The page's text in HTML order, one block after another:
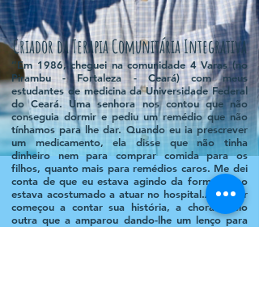
Criador da Terapia Comunitária Integrativa
”Em 1986, cheguei na comunidade 4 Varas (no
Pirambu - Fortaleza - Ceará) com meus
estudantes de medicina da Universidade Federal
do Ceará. Uma senhora nos contou que não
conseguia dormir e pediu um remédio que não
tínhamos para lhe dar. Quando eu ia prescrever
um medicamento, ela disse que não tinha
dinheiro nem para comprar comida para os
filhos, quanto mais para remédios caros. Me dei
conta de que eu estava agindo da forma como
estava acostumado a atuar no hospital.A mulher
começou a contar sua história, a chorar. Veio
outra que a amparou dando-lhe um lenço para